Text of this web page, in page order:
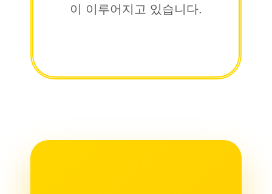
이 이루어지고 있습니다.